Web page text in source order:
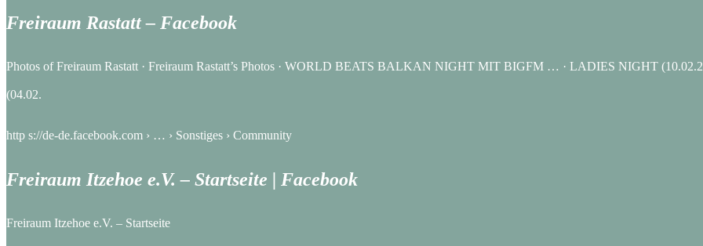
Freiraum Rastatt – Facebook
Photos of Freiraum Rastatt · Freiraum Rastatt’s Photos · WORLD BEATS BALKAN NIGHT MIT BIGFM … · LADIES NIGHT
(04.02.
http s://de-de.facebook.com › … › Sonstiges › Community
Freiraum Itzehoe e.V. – Startseite | Facebook
Freiraum Itzehoe e.V. – Startseite